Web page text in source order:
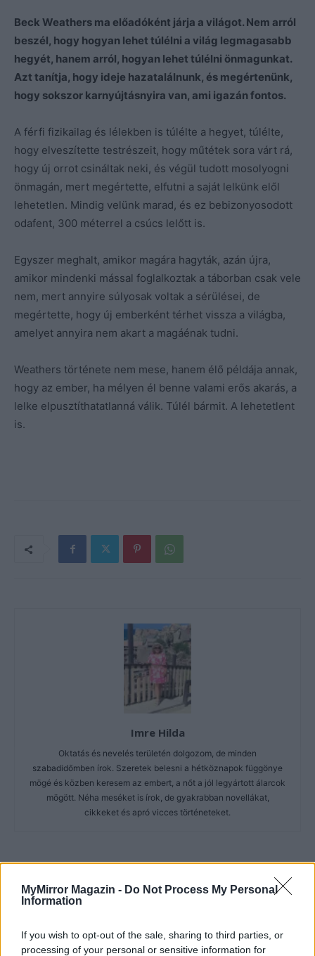
MyMirror Magazin - Do Not Process My Personal
Information
If you wish to opt-out of the sale, sharing to third parties, or
processing of your personal or sensitive information for
Beck Weathers ma előadóként járja a világot. Nem arról
beszél, hogy hogyan lehet túlélni a világ legmagasabb
hegyét, hanem arról, hogyan lehet túlélni önmagunkat.
Azt tanítja, hogy ideje hazatalálnunk, és megértenünk,
hogy sokszor karnyújtásnyira van, ami igazán fontos.
A férfi fizikailag és lélekben is túlélte a hegyet, túlélte,
hogy elveszítette testrészeit, hogy műtétek sora várt rá,
hogy új orrot csináltak neki, és végül tudott mosolyogni
önmagán, mert megértette, elfutni a saját lelkünk elől
lehetetlen. Mindig velünk marad, és ez bebizonyosodott
odafent, 300 méterrel a csúcs lelőtt is.
Egyszer meghalt, amikor magára hagyták, azán újra,
amikor mindenki mással foglalkoztak a táborban csak vele
nem, mert annyire súlyosak voltak a sérülései, de
megértette, hogy új emberként térhet vissza a világba,
amelyet annyira nem akart a magáénak tudni.
Weathers története nem mese, hanem élő példája annak,
hogy az ember, ha mélyen él benne valami erős akarás, a
lelke elpusztíthatatlanná válik. Túlél bármit. A lehetetlent
is.
Imre Hilda
Oktatás és nevelés területén dolgozom, de minden
szabadidőmben írok. Szeretek belesni a hétköznapok függönye
mögé és közben keresem az embert, a nőt a jól legyártott álarcok
mögött. Néha meséket is írok, de gyakrabban novellákat,
cikkeket és apró vicces történeteket.